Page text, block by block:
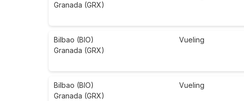
Granada (GRX)
Bilbao (BIO)
Granada (GRX)
Vueling
Bilbao (BIO)
Granada (GRX)
Vueling